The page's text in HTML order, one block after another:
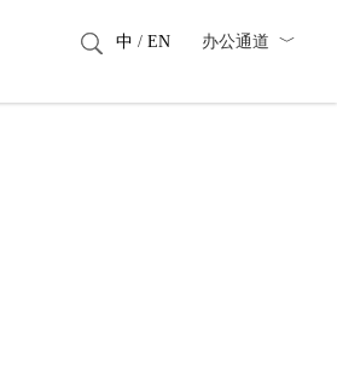
中 / EN 办公通道 ﹀